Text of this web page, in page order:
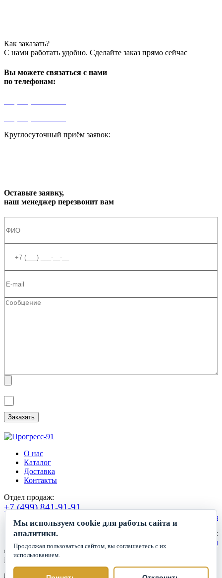
Как заказать?
С нами работать удобно. Сделайте заказ прямо сейчас
Вы можете связаться с нами
по телефонам:
Круглосуточный приём заявок:
Оставьте заявку,
наш менеджер перезвонит вам
О нас
Каталог
Доставка
Контакты
Отдел продаж:
+7 (499) 841-91-91
Сделать заказ
Круглосуточный прием заявок:
zakaz1@progress91.ru
©2019-2026. ООО «ГК Прогресс»
Все права защищены.
Политика обработки персональных данных
Мы используем cookie для работы сайта и
аналитики.
Продолжая пользоваться сайтом, вы соглашаетесь с их
использованием.